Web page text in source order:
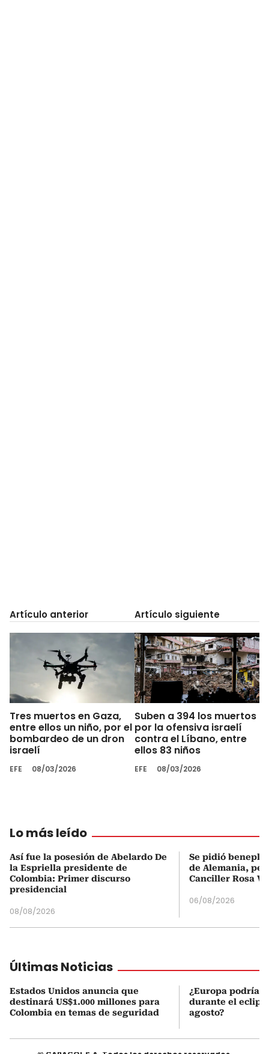
Artículo anterior
Tres muertos en Gaza,
entre ellos un niño, por el
bombardeo de un dron
israelí
EFE 08/03/2026
Artículo siguiente
Suben a 394 los muertos
por la ofensiva israelí
contra el Líbano, entre
ellos 83 niños
EFE 08/03/2026
Lo más leído
Así fue la posesión de Abelardo De
la Espriella presidente de
Colombia: Primer discurso
presidencial
08/08/2026
Se pidió
de Alemania,
Canciller Rosa
06/08/2026
Últimas Noticias
Estados Unidos anuncia que
destinará US$1.000 millones para
Colombia en temas de seguridad
¿Europa podría
durante el
agosto?